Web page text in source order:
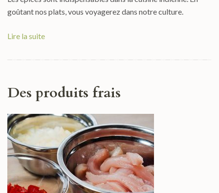
goûtant nos plats, vous voyagerez dans notre culture.
Lire la suite
Des produits frais